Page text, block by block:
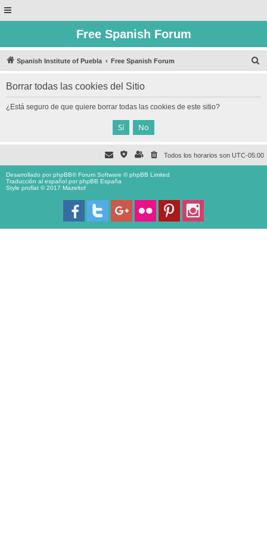
Free Spanish Forum
Spanish Institute of Puebla Free Spanish Forum
Borrar todas las cookies del Sitio
¿Está seguro de que quiere borrar todas las cookies de este sitio?
Todos los horarios son UTC-05:00
Desarrollado porphpBB® Forum Software © phpBB Limited
Traducción al español porphpBB España
Style proflat © 2017 Mazeltof